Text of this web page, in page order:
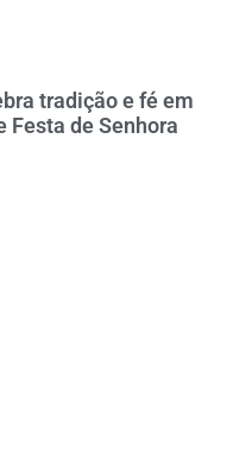
tradição e fé em
Festa de Senhora